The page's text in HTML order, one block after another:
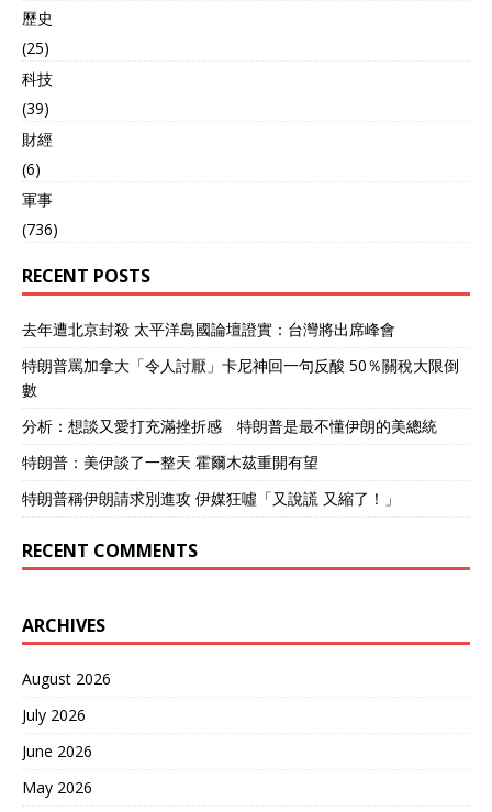
歷史
(25)
科技
(39)
財經
(6)
軍事
(736)
RECENT POSTS
去年遭北京封殺 太平洋島國論壇證實：台灣將出席峰會
特朗普罵加拿大「令人討厭」卡尼神回一句反酸 50％關稅大限倒
數
分析：想談又愛打充滿挫折感 特朗普是最不懂伊朗的美總統
特朗普：美伊談了一整天 霍爾木茲重開有望
特朗普稱伊朗請求別進攻 伊媒狂噓「又說謊 又縮了！」
RECENT COMMENTS
ARCHIVES
August 2026
July 2026
June 2026
May 2026